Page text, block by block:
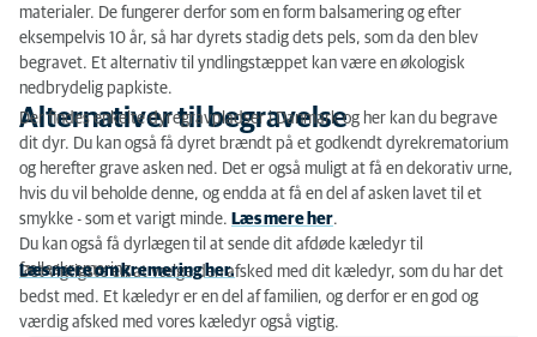
materialer. De fungerer derfor som en form balsamering og efter
eksempelvis 10 år, så har dyrets stadig dets pels, som da den blev
begravet. Et alternativ til yndlingstæppet kan være en økologisk
nedbrydelig papkiste.
Alternativer til begravelse
Der findes enkelte dyregravpladser i Danmark og her kan du begrave
dit dyr. Du kan også få dyret brændt på et godkendt dyrekrematorium
og herefter grave asken ned. Det er også muligt at få en dekorativ urne,
hvis du vil beholde denne, og endda at få en del af asken lavet til et
smykke - som et varigt minde. Læs mere her.
Du kan også få dyrlægen til at sende dit afdøde kæledyr til
fælleskremering.
Læs mere om kremering her.
Det vigtigste er, at vælge den afsked med dit kæledyr, som du har det
bedst med. Et kæledyr er en del af familien, og derfor er en god og
værdig afsked med vores kæledyr også vigtig.